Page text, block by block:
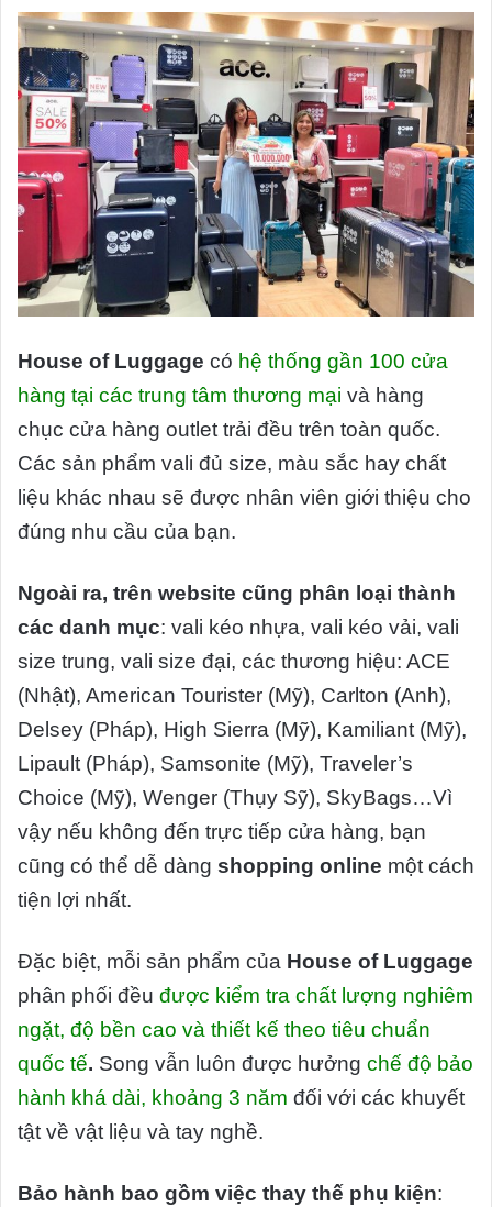
House of Luggage có hệ thống gần 100 cửa
hàng tại các trung tâm thương mại và hàng
chục cửa hàng outlet trải đều trên toàn quốc.
Các sản phẩm vali đủ size, màu sắc hay chất
liệu khác nhau sẽ được nhân viên giới thiệu cho
đúng nhu cầu của bạn.
Ngoài ra, trên website cũng phân loại thành
các danh mục: vali kéo nhựa, vali kéo vải, vali
size trung, vali size đại, các thương hiệu: ACE
(Nhật), American Tourister (Mỹ), Carlton (Anh),
Delsey (Pháp), High Sierra (Mỹ), Kamiliant (Mỹ),
Lipault (Pháp), Samsonite (Mỹ), Traveler’s
Choice (Mỹ), Wenger (Thụy Sỹ), SkyBags…Vì
vậy nếu không đến trực tiếp cửa hàng, bạn
cũng có thể dễ dàng shopping online một cách
tiện lợi nhất.
Đặc biệt, mỗi sản phẩm của House of Luggage
phân phối đều được kiểm tra chất lượng nghiêm
ngặt, độ bền cao và thiết kế theo tiêu chuẩn
quốc tế. Song vẫn luôn được hưởng chế độ bảo
hành khá dài, khoảng 3 năm đối với các khuyết
tật về vật liệu và tay nghề.
Bảo hành bao gồm việc thay thế phụ kiện: